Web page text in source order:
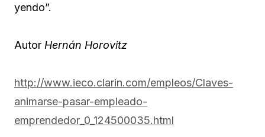
yendo”.
Autor Hernán Horovitz
http://www.ieco.clarin.com/empleos/Claves-
animarse-pasar-empleado-
emprendedor_0_124500035.html